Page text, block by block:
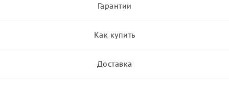
Гарантии
Как купить
Доставка